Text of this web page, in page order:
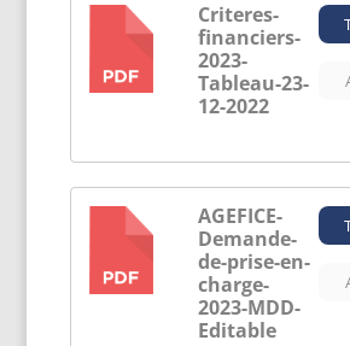
Criteres-
financiers-
2023-
Tableau-23-
12-2022
AGEFICE-
Demande-
de-prise-en-
charge-
2023-MDD-
Editable